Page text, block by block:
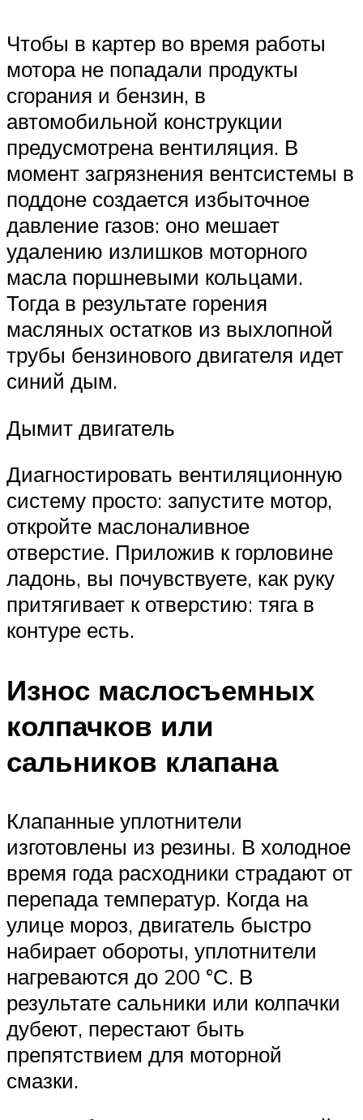
Чтобы в картер во время работы
мотора не попадали продукты
сгорания и бензин, в
автомобильной конструкции
предусмотрена вентиляция. В
момент загрязнения вентсистемы в
поддоне создается избыточное
давление газов: оно мешает
удалению излишков моторного
масла поршневыми кольцами.
Тогда в результате горения
масляных остатков из выхлопной
трубы бензинового двигателя идет
синий дым.
Дымит двигатель
Диагностировать вентиляционную
систему просто: запустите мотор,
откройте маслоналивное
отверстие. Приложив к горловине
ладонь, вы почувствуете, как руку
притягивает к отверстию: тяга в
контуре есть.
Износ маслосъемных
колпачков или
сальников клапана
Клапанные уплотнители
изготовлены из резины. В холодное
время года расходники страдают от
перепада температур. Когда на
улице мороз, двигатель быстро
набирает обороты, уплотнители
нагреваются до 200 °С. В
результате сальники или колпачки
дубеют, перестают быть
препятствием для моторной
смазки.